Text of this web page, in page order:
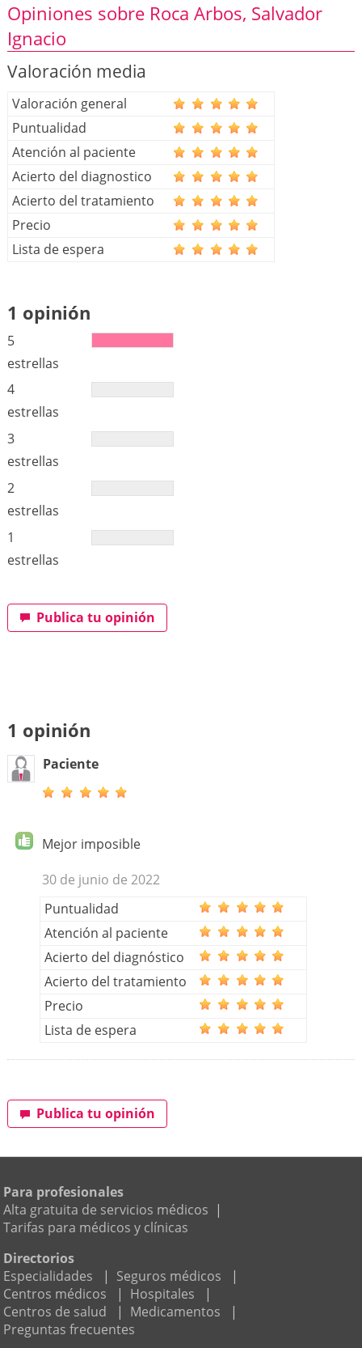
Opiniones sobre Roca Arbos, Salvador
Ignacio
Valoración media
Valoración general
Puntualidad
Atención al paciente
Acierto del diagnostico
Acierto del tratamiento
Precio
Lista de espera
1 opinión
5
estrellas
4
estrellas
3
estrellas
2
estrellas
1
estrellas
Publica tu opinión
1 opinión
Paciente
Mejor imposible
30 de junio de 2022
Puntualidad
Atención al paciente
Acierto del diagnóstico
Acierto del tratamiento
Precio
Lista de espera
Publica tu opinión
Para profesionales
Alta gratuita de servicios médicos |
Tarifas para médicos y clínicas
Directorios
Especialidades
| Seguros médicos
|
Centros médicos
| Hospitales
|
Centros de salud
| Medicamentos
|
Preguntas frecuentes